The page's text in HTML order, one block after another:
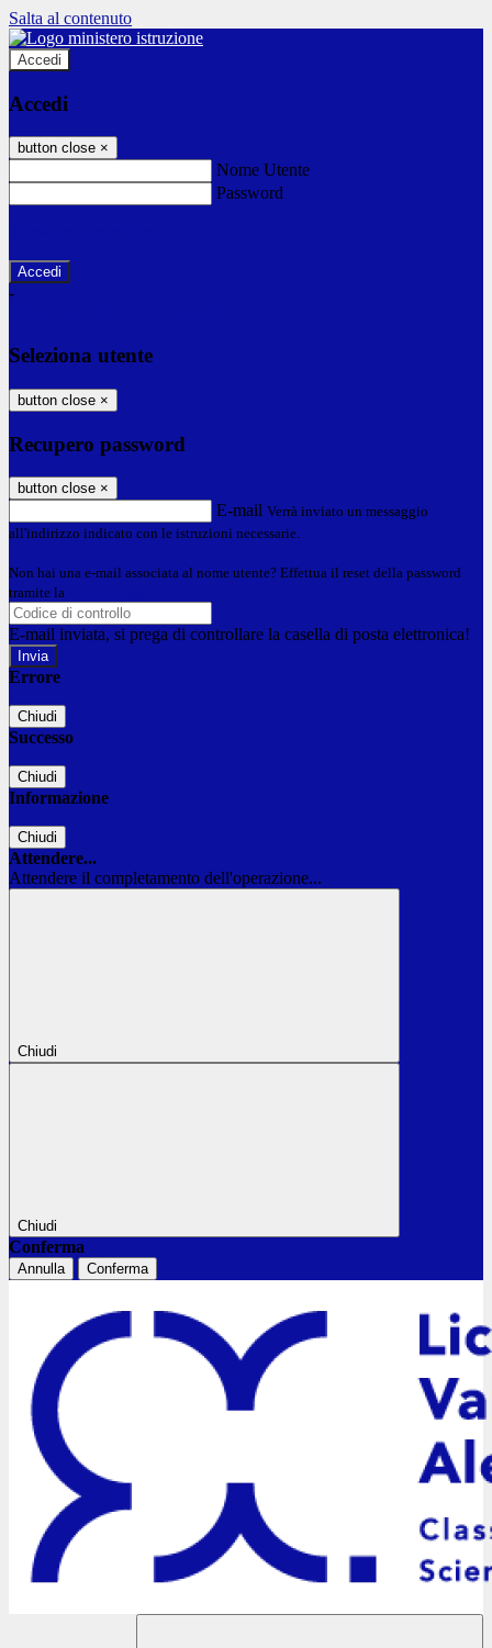
Salta al contenuto
Accedi
Accedi
button close ×
Nome Utente
Password
-
Seleziona utente
button close ×
Recupero password
button close ×
E-mail Verrà inviato un messaggio
all'indirizzo indicato con le istruzioni necessarie.
Non hai una e-mail associata al nome utente? Effettua il reset della password
tramite la
E-mail inviata, si prega di controllare la casella di posta elettronica!
Errore
Chiudi
Successo
Chiudi
Informazione
Chiudi
Attendere...
Attendere il completamento dell'operazione...
Chiudi
Chiudi
Conferma
Annulla Conferma